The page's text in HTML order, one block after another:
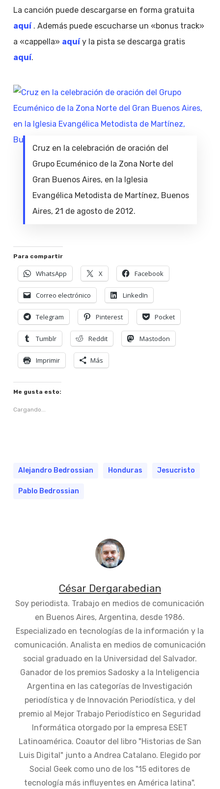
La canción puede descargarse en forma gratuita
aquí. Además puede escucharse un «bonus track»
a «cappella» aquíy la pista se descarga gratis
aquí.
Cruz en la celebración de oración del
Grupo Ecuménico de la Zona Norte del
Gran Buenos Aires, en la Iglesia
Evangélica Metodista de Martínez, Buenos
Aires, 21 de agosto de 2012.
Para compartir
WhatsApp X Facebook
Correo electrónico LinkedIn
Telegram Pinterest Pocket
Tumblr Reddit Mastodon
Imprimir Más
Me gusta esto:
Cargando...
Alejandro Bedrossian Honduras Jesucristo
Pablo Bedrossian
César Dergarabedian
Soy periodista. Trabajo en medios de comunicación
en Buenos Aires, Argentina, desde 1986.
Especializado en tecnologías de la información y la
comunicación. Analista en medios de comunicación
social graduado en la Universidad del Salvador.
Ganador de los premios Sadosky a la Inteligencia
Argentina en las categorías de Investigación
periodística y de Innovación Periodística, y del
premio al Mejor Trabajo Periodístico en Seguridad
Informática otorgado por la empresa ESET
Latinoamérica. Coautor del libro "Historias de San
Luis Digital" junto a Andrea Catalano. Elegido por
Social Geek como uno de los "15 editores de
tecnología más influyentes en América latina".